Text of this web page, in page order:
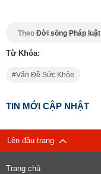
Theo Đời sống Pháp luật
Từ Khóa:
Vấn Đề Sức Khỏe
TIN MỚI CẬP NHẬT
Lên đầu trang
Trang chủ